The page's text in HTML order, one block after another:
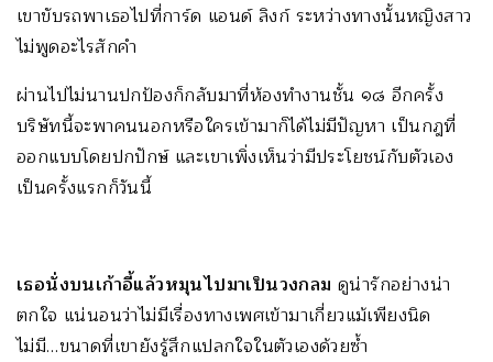
เขาขับรถพาเธอไปที่การ์ด แอนด์ ลิงก์ ระหว่างทางนั้นหญิงสาว
ไม่พูดอะไรสักคำ
ผ่านไปไม่นานปกป้องก็กลับมาที่ห้องทำงานชั้น ๑๘ อีกครั้ง
บริษัทนี้จะพาคนนอกหรือใครเข้ามาก็ได้ไม่มีปัญหา เป็นกฎที่
ออกแบบโดยปกปักษ์ และเขาเพิ่งเห็นว่ามีประโยชน์กับตัวเอง
เป็นครั้งแรกก็วันนี้
เธอนั่งบนเก้าอี้แล้วหมุนไปมาเป็นวงกลม ดูน่ารักอย่างน่า
ตกใจ แน่นอนว่าไม่มีเรื่องทางเพศเข้ามาเกี่ยวแม้เพียงนิด
ไม่มี…ขนาดที่เขายังรู้สึกแปลกใจในตัวเองด้วยซ้ำ